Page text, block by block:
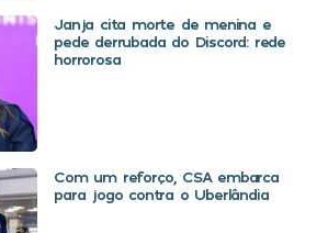
Janja cita morte de menina e
pede derrubada do Discord: rede
horrorosa
Com um reforço, CSA embarca
para jogo contra o Uberlândia